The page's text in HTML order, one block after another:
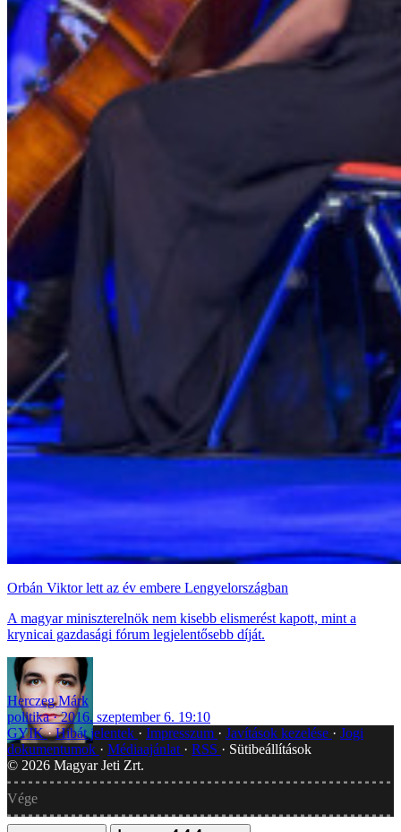
Orbán Viktor lett az év embere Lengyelországban
A magyar miniszterelnök nem kisebb elismerést kapott, mint a
krynicai gazdasági fórum legjelentősebb díját.
Herczeg Márk
politika
2016. szeptember 6. 19:10
GYIK Hibát jelentek Impresszum Javítások kezelése
Jogi
dokumentumok
Médiaajánlat RSS
Sütibeállítások
© 2026 Magyar Jeti Zrt.
Vége